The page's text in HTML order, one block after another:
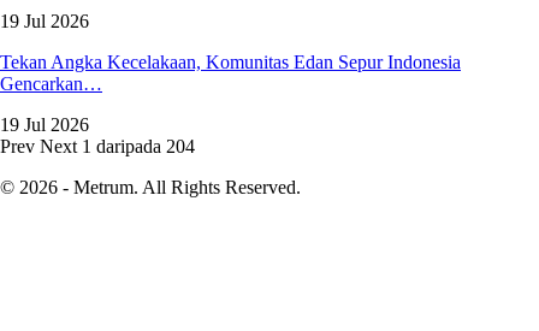
19 Jul 2026
Tekan Angka Kecelakaan, Komunitas Edan Sepur Indonesia
Gencarkan…
19 Jul 2026
Prev Next 1 daripada 204
© 2026 - Metrum. All Rights Reserved.